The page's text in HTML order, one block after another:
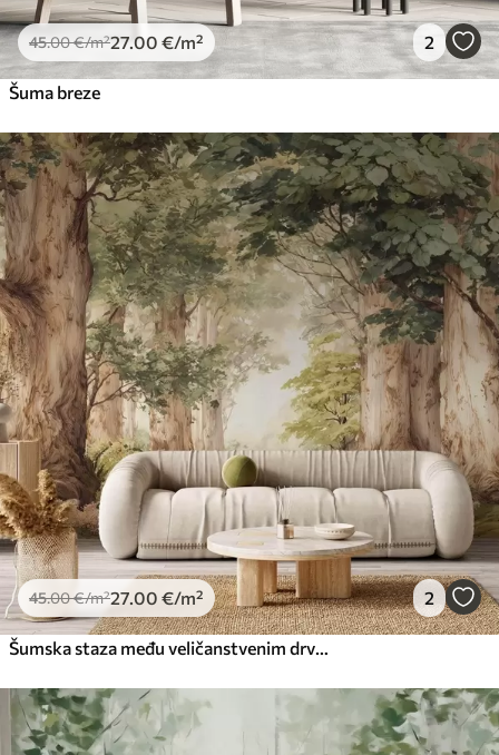
45.00€/m²27 .00 €/m² 2
Šuma breze
45.00€/m²27 .00 €/m² 2